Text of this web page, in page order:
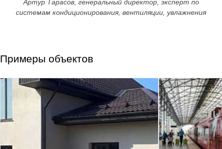
Артур Тарасов, генеральный директор, эксперт по
системам кондиционирования, вентиляции, увлажнения
Примеры объектов